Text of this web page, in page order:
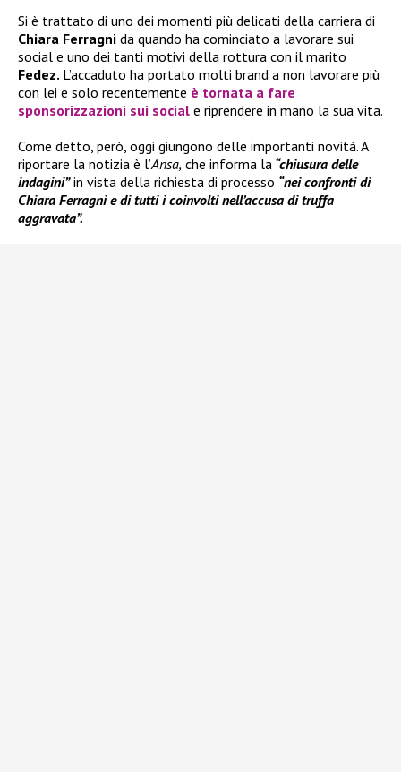
Si è trattato di uno dei momenti più delicati della carriera di
Chiara Ferragni da quando ha cominciato a lavorare sui
social e uno dei tanti motivi della rottura con il marito
Fedez. L’accaduto ha portato molti brand a non lavorare più
con lei e solo recentemente è tornata a fare
sponsorizzazioni sui social e riprendere in mano la sua vita.
Come detto, però, oggi giungono delle importanti novità. A
riportare la notizia è l’Ansa, che informa la “chiusura delle
indagini” in vista della richiesta di processo “nei confronti di
Chiara Ferragni e di tutti i coinvolti nell’accusa di truffa
aggravata”.